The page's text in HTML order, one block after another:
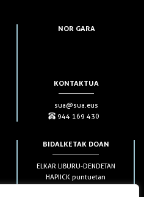
NOR GARA
KONTAKTUA
sua@sua.eus
944 169 430
BIDALKETAK DOAN
ELKAR LIBURU-DENDETAN
HAPIICK puntuetan